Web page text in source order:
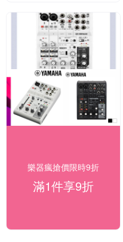
樂器瘋搶價限時9折
滿1件享9折